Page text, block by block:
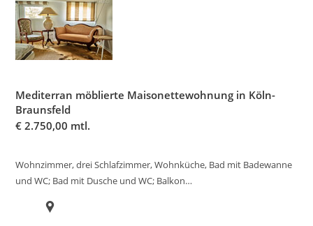
Mediterran möblierte Maisonettewohnung in Köln-
Braunsfeld
€ 2.750,00 mtl.
Wohnzimmer, drei Schlafzimmer, Wohnküche, Bad mit Badewanne
und WC; Bad mit Dusche und WC; Balkon…